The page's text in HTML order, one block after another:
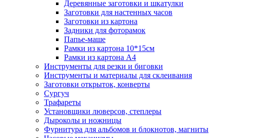
Деревянные заготовки и шкатулки
Заготовки для настенных часов
Заготовки из картона
Задники для фоторамок
Папье-маше
Рамки из картона 10*15см
Рамки из картона А4
Инструменты для резки и биговки
Инструменты и материалы для склеивания
Заготовки открыток, конверты
Сургуч
Трафареты
Установщики люверсов, степлеры
Дыроколы и ножницы
Фурнитура для альбомов и блокнотов, магниты